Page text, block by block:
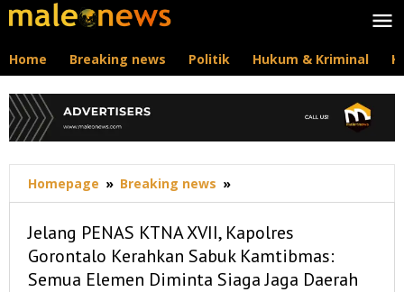
Lewati
ke
Home Breaking news Politik Hukum & Kriminal
Homepage » Breaking news »
PENAS
XVII,
Kapolres
Gorontalo
Jelang PENAS KTNA XVII, Kapolres
Gorontalo Kerahkan Sabuk Kamtibmas:
Semua Elemen Diminta Siaga Jaga Daerah